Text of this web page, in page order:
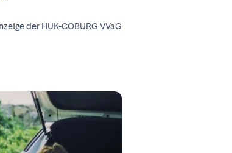
der HUK-COBURG VVaG